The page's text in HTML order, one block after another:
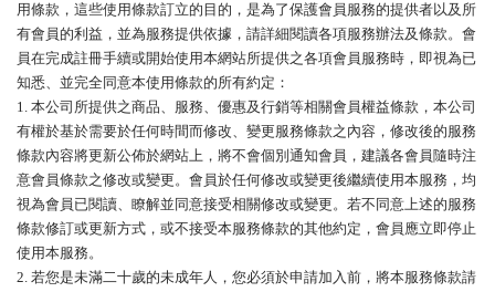
用條款，這些使用條款訂立的目的，是為了保護會員服務的提供者以及所
有會員的利益，並為服務提供依據，請詳細閱讀各項服務辦法及條款。會
員在完成註冊手續或開始使用本網站所提供之各項會員服務時，即視為已
知悉、並完全同意本使用條款的所有約定：
1. 本公司所提供之商品、服務、優惠及行銷等相關會員權益條款，本公司
有權於基於需要於任何時間而修改、變更服務條款之內容，修改後的服務
條款內容將更新公佈於網站上，將不會個別通知會員，建議各會員隨時注
意會員條款之修改或變更。會員於任何修改或變更後繼續使用本服務，均
視為會員已閱讀、瞭解並同意接受相關修改或變更。若不同意上述的服務
條款修訂或更新方式，或不接受本服務條款的其他約定，會員應立即停止
使用本服務。
2. 若您是未滿二十歲的未成年人，您必須於申請加入前，將本服務條款請